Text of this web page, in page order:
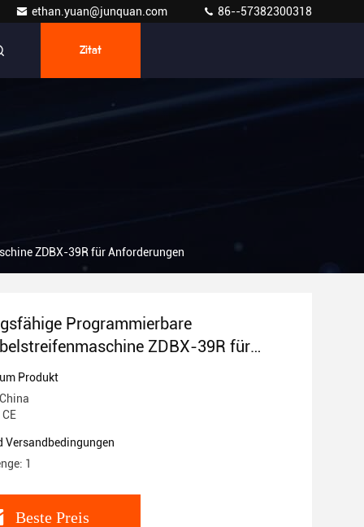
ethan.yuan@junquan.com 86--57382300318
Zitat
ZDBX-39R für Anforderungen
Programmierbare
ZDBX-39R für
Produkt
Versandbedingungen
1
Beste Preis